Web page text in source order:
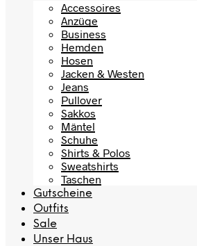
Accessoires
Anzüge
Business
Hemden
Hosen
Jacken & Westen
Jeans
Pullover
Sakkos
Mäntel
Schuhe
Shirts & Polos
Sweatshirts
Taschen
Gutscheine
Outfits
Sale
Unser Haus